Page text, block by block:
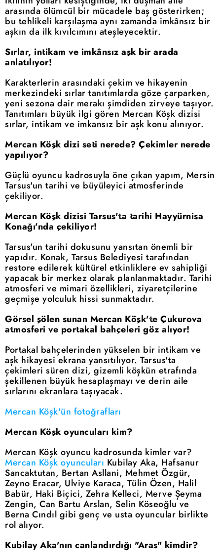
arasında ölümcül bir mücadele baş gösterirken;
bu tehlikeli karşılaşma aynı zamanda imkânsız bir
aşkın da ilk kıvılcımını ateşleyecektir.
Sırlar, intikam ve imkânsız aşk bir arada
anlatılıyor!
Karakterlerin arasındaki çekim ve hikayenin
merkezindeki sırlar tanıtımlarda göze çarparken,
yeni sezona dair merakı şimdiden zirveye taşıyor.
Tanıtımları büyük ilgi gören Mercan Köşk dizisi
sırlar, intikam ve imkansız bir aşk konu alınıyor.
Mercan Köşk dizi seti nerede? Çekimler nerede
yapılıyor?
Güçlü oyuncu kadrosuyla öne çıkan yapım, Mersin
Tarsus'un tarihi ve büyüleyici atmosferinde
çekiliyor.
Mercan Köşk dizisi Tarsus'ta tarihi Hayyürnisa
Konağı'nda çekiliyor!
Tarsus'un tarihi dokusunu yansıtan önemli bir
yapıdır. Konak, Tarsus Belediyesi tarafından
restore edilerek kültürel etkinliklere ev sahipliği
yapacak bir merkez olarak planlanmaktadır. Tarihi
atmosferi ve mimari özellikleri, ziyaretçilerine
geçmişe yolculuk hissi sunmaktadır.
Görsel şölen sunan Mercan Köşk'te Çukurova
atmosferi ve portakal bahçeleri göz alıyor!
Portakal bahçelerinden yükselen bir intikam ve
aşk hikayesi ekrana yansıtılıyor. Tarsus'ta
çekimleri süren dizi, gizemli köşkün etrafında
şekillenen büyük hesaplaşmayı ve derin aile
sırlarını ekranlara taşıyacak.
Mercan Köşk'ün fotoğrafları
Mercan Köşk oyuncuları kim?
Mercan Köşk oyuncu kadrosunda kimler var?
Mercan Köşk oyuncuları Kubilay Aka, Hafsanur
Sancaktutan, Bertan Asllani, Mehmet Özgür,
Zeyno Eracar, Ulviye Karaca, Tülin Özen, Halil
Babür, Haki Biçici, Zehra Kelleci, Merve Şeyma
Zengin, Can Bartu Arslan, Selin Köseoğlu ve
Berna Cındıl gibi genç ve usta oyuncular birlikte
rol alıyor.
Kubilay Aka'nın canlandırdığı "Aras" kimdir?